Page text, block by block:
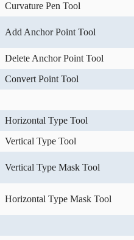
Curvature Pen Tool
Add Anchor Point Tool
Delete Anchor Point Tool
Convert Point Tool
Horizontal Type Tool
Vertical Type Tool
Vertical Type Mask Tool
Horizontal Type Mask Tool